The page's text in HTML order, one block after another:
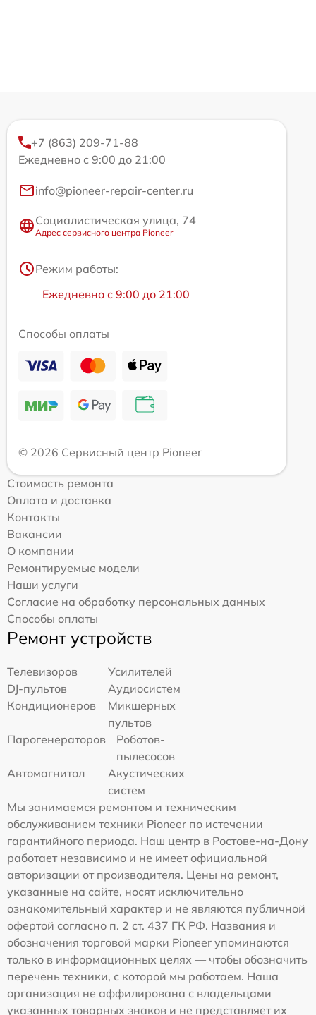
+7 (863) 209-71-88
Ежедневно с 9:00 до 21:00
info@pioneer-repair-center.ru
Социалистическая улица, 74
Адрес сервисного центра Pioneer
Режим работы:
Ежедневно с 9:00 до 21:00
Способы оплаты
© 2026 Сервисный центр Pioneer
Стоимость ремонта
Оплата и доставка
Контакты
Вакансии
О компании
Ремонтируемые модели
Наши услуги
Согласие на обработку персональных данных
Способы оплаты
Ремонт устройств
Телевизоров
Усилителей
DJ-пультов
Аудиосистем
Кондиционеров
Микшерных
пультов
Парогенераторов
Роботов-
пылесосов
Автомагнитол
Акустических
систем
Мы занимаемся ремонтом и техническим
обслуживанием техники Pioneer по истечении
гарантийного периода. Наш центр в Ростове-на-Дону
работает независимо и не имеет официальной
авторизации от производителя. Цены на ремонт,
указанные на сайте, носят исключительно
ознакомительный характер и не являются публичной
офертой согласно п. 2 ст. 437 ГК РФ. Названия и
обозначения торговой марки Pioneer упоминаются
только в информационных целях — чтобы обозначить
перечень техники, с которой мы работаем. Наша
организация не аффилирована с владельцами
указанных товарных знаков и не представляет их